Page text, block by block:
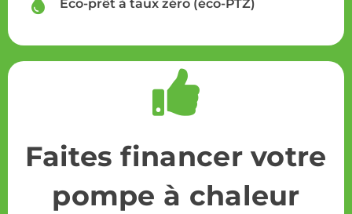
Faites financer votre
pompe à chaleur
Eco-prêt à taux zéro (éco-PTZ)